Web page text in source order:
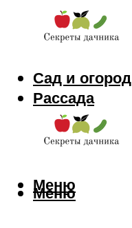
Сад и огород
Рассада
Цветы
Заготовки
Меню
Меню